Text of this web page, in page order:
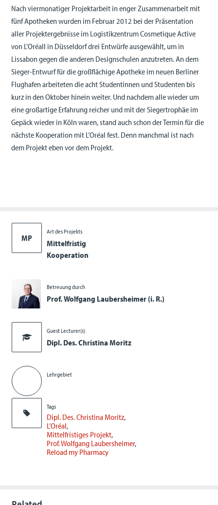
MP
Art des Projekts
Mittelfristig
Kooperation
Betreuung durch
Prof. Wolfgang Laubersheimer (i. R.)
Guest Lecturer(s)
Dipl. Des. Christina Moritz
Lehrgebiet
Tags
Dipl. Des. Christina Moritz
L’Oréal
Mittelfristiges Projekt
Prof. Wolfgang Laubersheimer
Reload my Pharmacy
Nach viermonatiger Projektarbeit in enger Zusammenarbeit mit
fünf Apotheken wurden im Februar 2012 bei der Präsentation
aller Projektergebnisse im Logistikzentrum Cosmetique Active
von L’Oréall in Düsseldorf drei Entwürfe ausgewählt, um in
Lissabon gegen die anderen Designschulen anzutreten. An dem
Sieger-Entwurf für die großflächige Apotheke im neuen Berliner
Flughafen arbeiteten die acht Studentinnen und Studenten bis
kurz in den Oktober hinein weiter. Und nachdem alle wieder um
eine großartige Erfahrung reicher und mit der Siegertrophäe im
Gepäck wieder in Köln waren, stand auch schon der Termin für die
nächste Kooperation mit L’Oréal fest. Denn manchmal ist nach
dem Projekt eben vor dem Projekt.